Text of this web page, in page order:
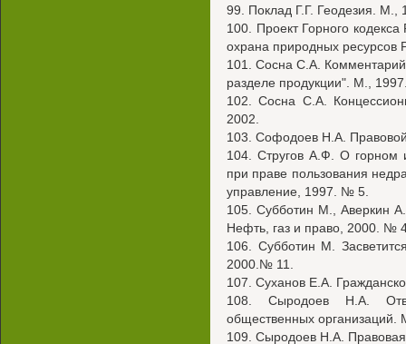
99. Поклад Г.Г. Геодезия. М.,
100. Проект Горного
охрана природных
101. Сосна С.А.
разделе продукции". М.,
102. Сосна С.А.
2002.
103. Софодоев Н.А.
104. Стругов А.Ф. О горном
при праве пользования
управление, 1997. № 5.
105. Субботин М., Аверкин А.
Нефть, газ и право, 2000. №
106. Субботин М.
2000.№ 11.
107. Суханов Е.А.
108. Сыродоев Н.А.
общественных организаций.
109. Сыродоев Н.А.